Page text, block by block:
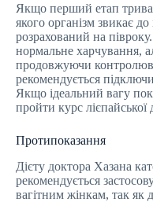
Якщо перший етап
якого організм звикає
розрахований на
нормальне харчування,
продовжуючи
рекомендується
Якщо ідеальний вагу
пройти курс лієпайської
Протипоказання
Дієту доктора Хазана
рекомендується
вагітним жінкам, так як